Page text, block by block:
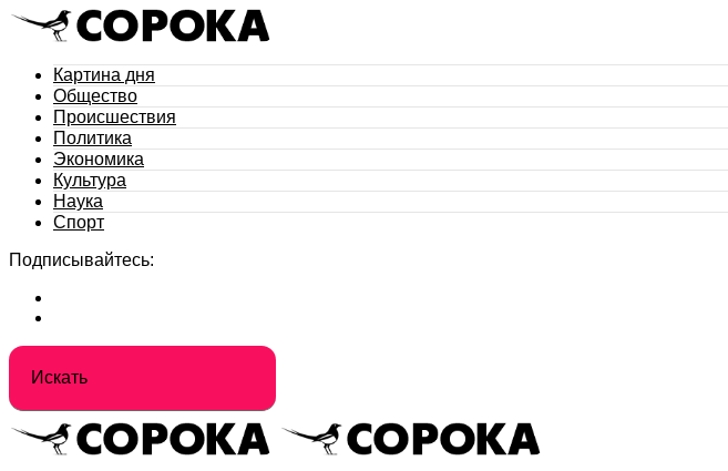
Картина дня
Общество
Происшествия
Политика
Экономика
Культура
Наука
Спорт
Подписывайтесь: